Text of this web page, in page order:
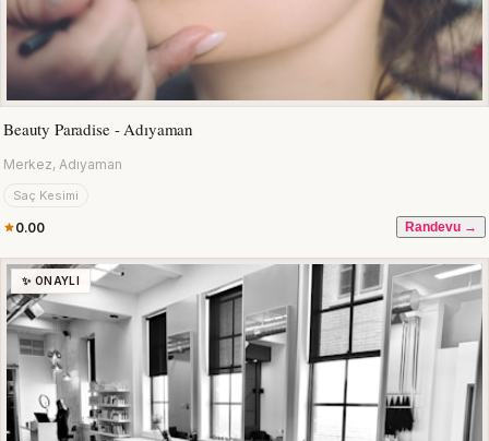
Beauty Paradise - Adıyaman
Merkez, Adıyaman
Saç Kesimi
0.00 Randevu →
✨ ONAYLI